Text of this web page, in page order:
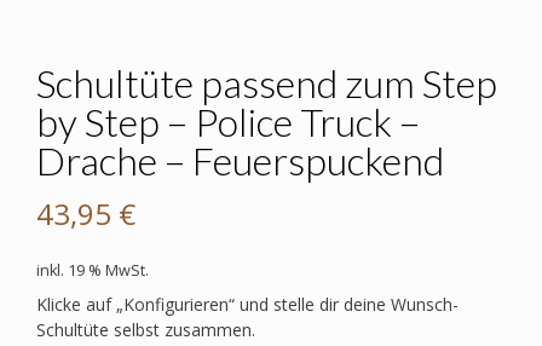
Schultüte passend zum Step
by Step – Police Truck –
Drache – Feuerspuckend
43,95 €
inkl. 19 % MwSt.
Klicke auf „Konfigurieren“ und stelle dir deine Wunsch-
Schultüte selbst zusammen.